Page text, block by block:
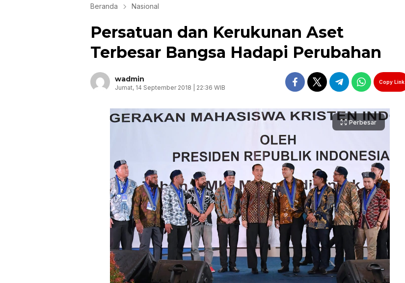
Beranda Nasional
Persatuan dan Kerukunan Aset
Terbesar Bangsa Hadapi Perubahan
wadmin
Jumat, 14 September 2018 | 22:36 WIB
Copy Link
Perbesar